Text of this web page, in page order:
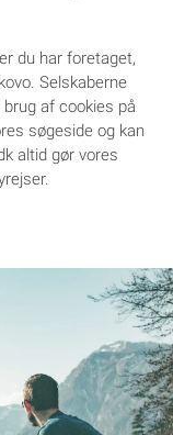
du har foretaget,
Selskaberne
af cookies på
søgeside og kan
altid gør vores